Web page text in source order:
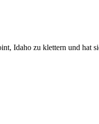
Idaho zu klettern und hat